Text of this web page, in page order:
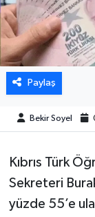
Paylaş
Bekir Soyel
Kıbrıs Türk
Sekreteri
yüzde 55’e